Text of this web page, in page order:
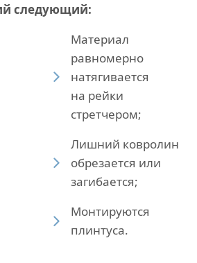
следующий:
Материал
равномерно
натягивается
на рейки
стретчером;
Лишний ковролин
обрезается или
загибается;
Монтируются
плинтуса.